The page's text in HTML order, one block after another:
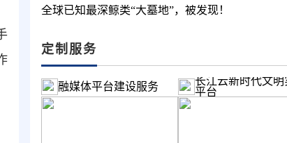
全球已知最深鲸类“大墓地”，被发现！
定制服务
融媒体平台建设服务
长江云新时代文明
平台